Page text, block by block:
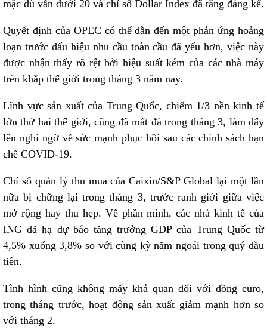
mặc dù vẫn dưới 20 và chỉ số Dollar Index đã tăng đáng kể.
Quyết định của OPEC có thể dẫn đến một phản ứng hoảng
loạn trước dấu hiệu nhu cầu toàn cầu đã yếu hơn, việc này
được nhận thấy rõ rệt bởi hiệu suất kém của các nhà máy
trên khắp thế giới trong tháng 3 năm nay.
Lĩnh vực sản xuất của Trung Quốc, chiếm 1/3 nền kinh tế
lớn thứ hai thế giới, cũng đã mất đà trong tháng 3, làm dấy
lên nghi ngờ về sức mạnh phục hồi sau các chính sách hạn
chế COVID-19.
Chỉ số quản lý thu mua của Caixin/S&P Global lại một lần
nữa bị chững lại trong tháng 3, trước ranh giới giữa việc
mở rộng hay thu hẹp. Về phần mình, các nhà kinh tế của
ING đã hạ dự báo tăng trưởng GDP của Trung Quốc từ
4,5% xuống 3,8% so với cùng kỳ năm ngoái trong quý đầu
tiên.
Tình hình cũng không mấy khả quan đối với đồng euro,
trong tháng trước, hoạt động sản xuất giảm mạnh hơn so
với tháng 2.